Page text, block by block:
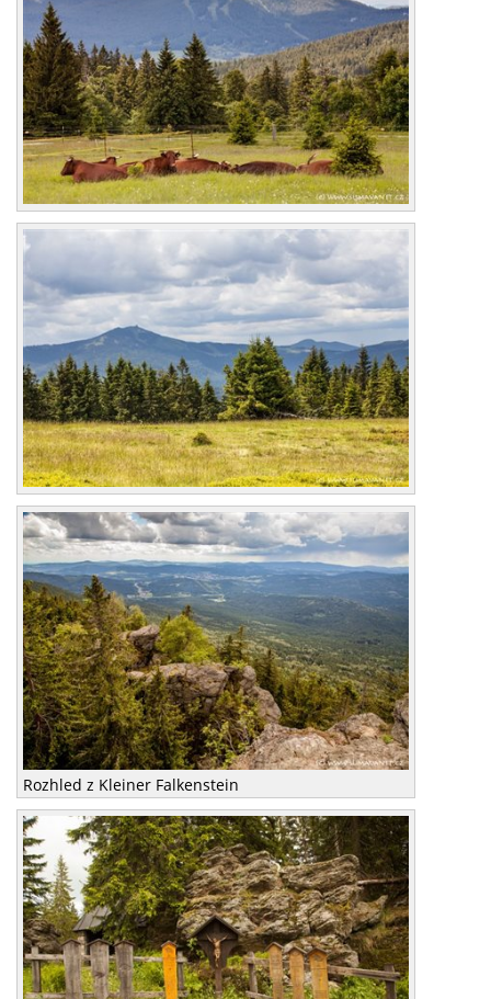
Rozhled z Kleiner Falkenstein